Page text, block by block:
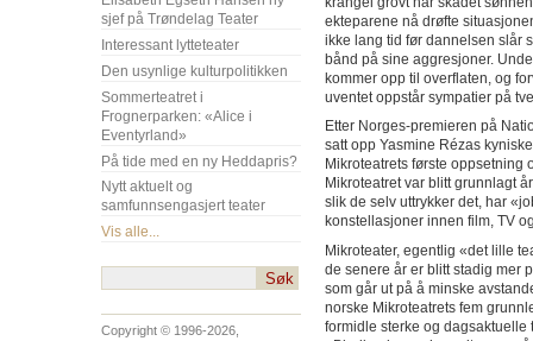
sjef på Trøndelag Teater
Interessant lytteteater
Den usynlige kulturpolitikken
Sommerteatret i
Frognerparken: «Alice i
Eventyrland»
På tide med en ny Heddapris?
Nytt aktuelt og
samfunnsengasjert teater
Vis alle...
Copyright © 1996-2026,
ekteparene nå drøfte
ikke lang tid før dannelsen slår
bånd på sine aggresjoner.
kommer opp til overflaten, og
uventet oppstår sympatier på
Etter Norges-premieren på
satt opp Yasmine Rézas
Mikroteatrets første oppsetning
Mikroteatret var blitt grunnlagt
slik de selv uttrykker det, har
konstellasjoner innen film, TV
Mikroteater, egentlig «det lille
de senere år er blitt stadig mer
som går ut på å minske
norske Mikroteatrets fem
formidle sterke og